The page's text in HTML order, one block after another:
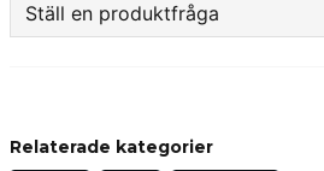
Ställ en produktfråga
Relaterade kategorier